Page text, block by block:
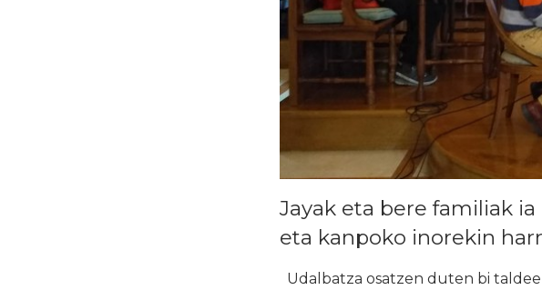
Jayak eta bere familiak
eta kanpoko inorekin
Udalbatza osatzen duten bi